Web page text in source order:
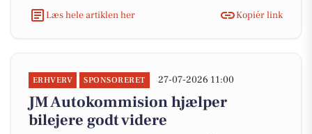
Læs hele artiklen her
Kopiér link
ERHVERV SPONSORERET 27-07-2026 11:00
JM Autokommision hjælper
bilejere godt videre